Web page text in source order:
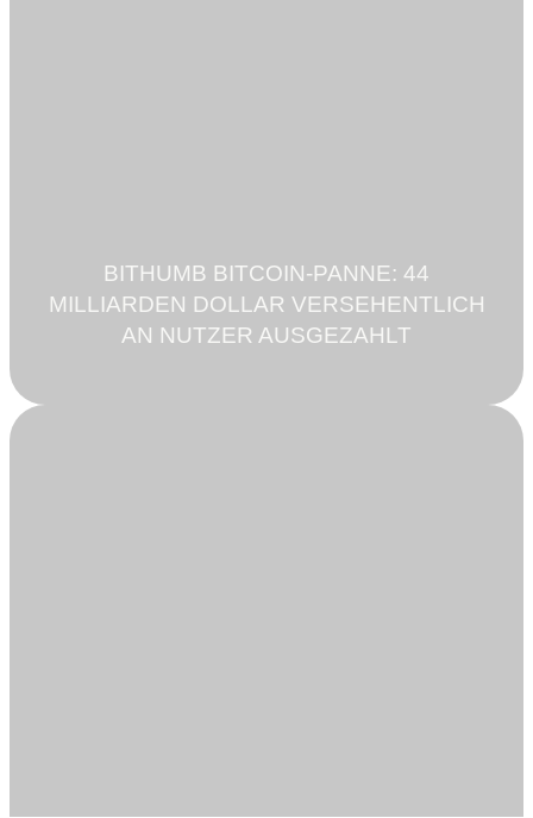
BITHUMB BITCOIN-PANNE: 44
MILLIARDEN DOLLAR VERSEHENTLICH
AN NUTZER AUSGEZAHLT